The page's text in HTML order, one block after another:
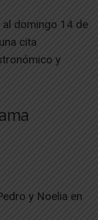
domingo 14 de
cita
y
y Noelia en